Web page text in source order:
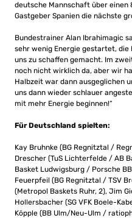
deutsche Mannschaft über einen
Gastgeber Spanien die nächste
Bundestrainer Alan Ibrahimagic
sehr wenig Energie gestartet, die
uns zu schaffen gemacht. Im
noch nicht wirklich da, aber wir
Halbzeit war dann ausgeglichen
uns dann wieder schlauer
mit mehr Energie beginnen!“
Für Deutschland spielten:
Kay Bruhnke (BG Regnitztal /
Drescher (TuS Lichterfelde / AB
Basket Ludwigsburg / Porsche
Feuerpfeil (BG Regnitztal / TSV
(Metropol Baskets Ruhr, 2), Jim
Hollersbacher (SG VFK Boele-
Köpple (BB Ulm/Neu-Ulm /